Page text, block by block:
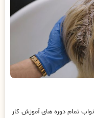
نواب تمام دوره های آموزش کار